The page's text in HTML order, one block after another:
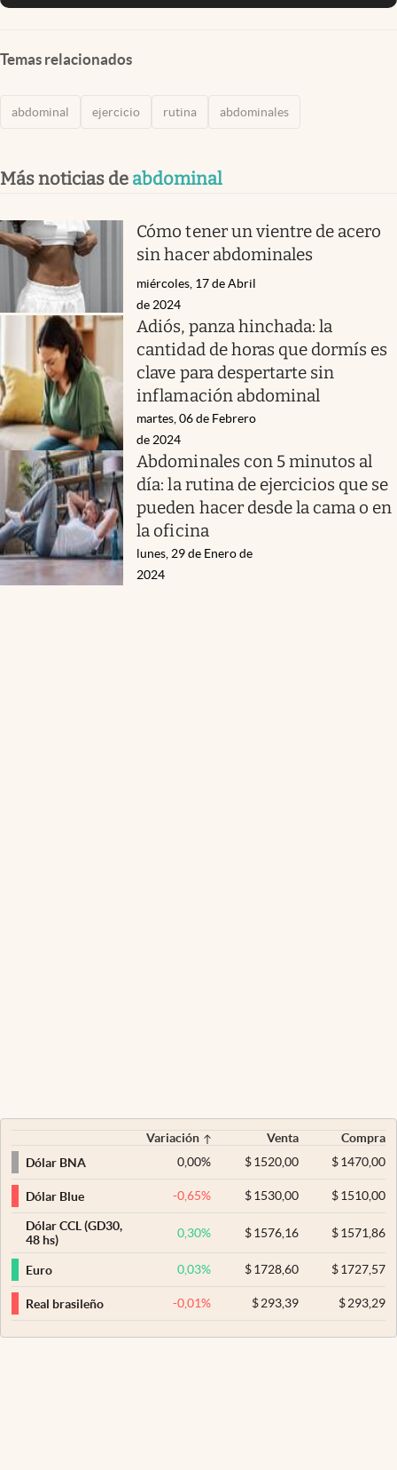
Temas relacionados
abdominal ejercicio rutina abdominales
Más noticias de abdominal
Cómo tener un vientre de acero
sin hacer abdominales
miércoles, 17 de Abril
de 2024
Adiós, panza hinchada: la
cantidad de horas que dormís es
clave para despertarte sin
inflamación abdominal
martes, 06 de Febrero
de 2024
Abdominales con 5 minutos al
día: la rutina de ejercicios que se
pueden hacer desde la cama o en
la oficina
lunes, 29 de Enero de
2024
Variación Venta
Compra
Dólar BNA
0,00% $ 1520,00 $1470,00
Dólar Blue -0,65% $ 1530,00 $1510,00
Dólar CCL (GD30,
48 hs)
0,30% $ 1576,16 $1571,86
Euro 0,03% $ 1728,60 $1727,57
Real brasileño -0,01% $293,39 $293,29